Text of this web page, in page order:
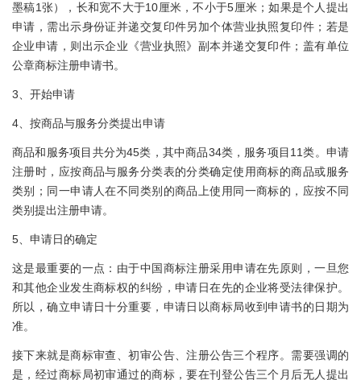
墨稿1张），长和宽不大于10厘米，不小于5厘米；如果是个人提出
申请，需出示身份证并递交复印件另加个体营业执照复印件；若是
企业申请，则出示企业《营业执照》副本并递交复印件；盖有单位
公章商标注册申请书。
3、开始申请
4、按商品与服务分类提出申请
商品和服务项目共分为45类，其中商品34类，服务项目11类。申请
注册时，应按商品与服务分类表的分类确定使用商标的商品或服务
类别；同一申请人在不同类别的商品上使用同一商标的，应按不同
类别提出注册申请。
5、申请日的确定
这是最重要的一点：由于中国商标注册采用申请在先原则，一旦您
和其他企业发生商标权的纠纷，申请日在先的企业将受法律保护。
所以，确立申请日十分重要，申请日以商标局收到申请书的日期为
准。
接下来就是商标审查、初审公告、注册公告三个程序。需要强调的
是，经过商标局初审通过的商标，要在刊登公告三个月后无人提出